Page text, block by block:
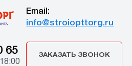
Email:
info@stroiopttorg.ru
65 ЗАКАЗАТЬ ЗВОНОК